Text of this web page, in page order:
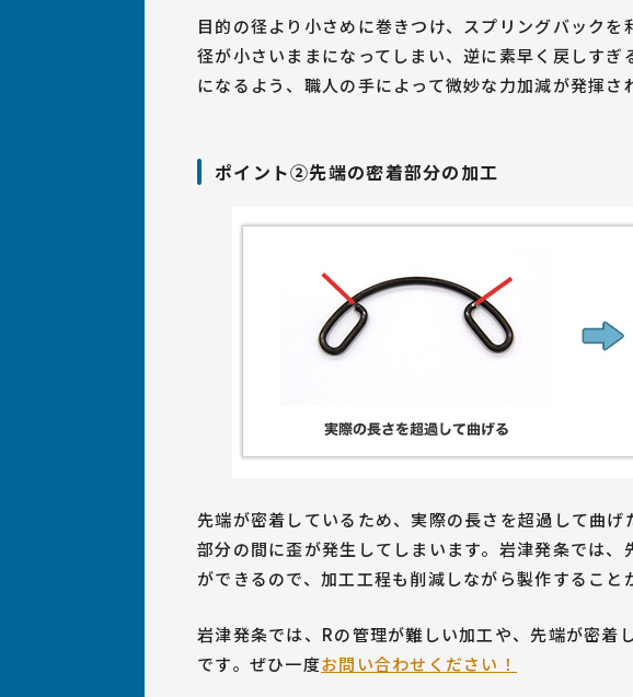
目的の径より小さめに巻きつけ、スプリングバック
径が小さいままになってしまい、逆に素早く戻しす
になるよう、職人の手によって微妙な力加減が発揮さ
ポイント②先端の密着部分の加工
先端が密着しているため、実際の長さを超過して曲
部分の間に歪が発生してしまいます。岩津発条では
ができるので、加工工程も削減しながら製作すること
岩津発条では、Rの管理が難しい加工や、先端が密着
です。ぜひ一度お問い合わせください！